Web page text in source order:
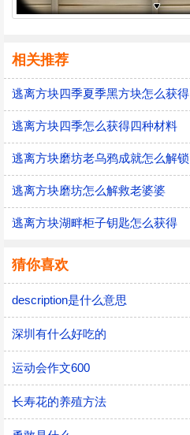
相关推荐
逃离方块四季夏季黑方块怎么获得
逃离方块四季怎么获得四种材料
逃离方块磨坊老乌鸦成就怎么解锁
逃离方块磨坊怎么解救老婆婆
逃离方块湖畔柜子钥匙怎么获得
猜你喜欢
description是什么意思
深圳有什么好吃的
运动会作文600
长寿花的养殖方法